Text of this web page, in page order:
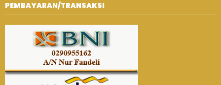
PEMBAYARAN/TRANSAKSI